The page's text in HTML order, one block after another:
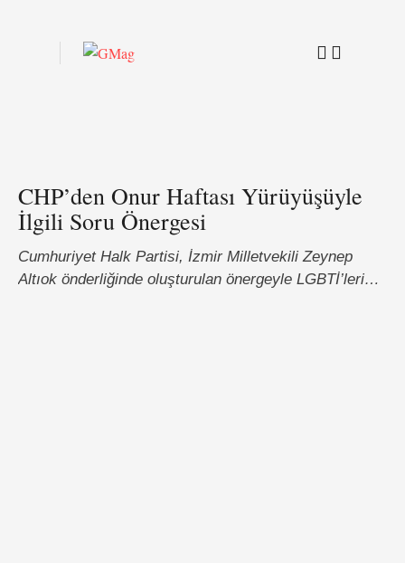
CHP’den Onur Haftası Yürüyüşüyle
İlgili Soru Önergesi
Cumhuriyet Halk Partisi, İzmir Milletvekili Zeynep
Altıok önderliğinde oluşturulan önergeyle LGBTİ’lerin